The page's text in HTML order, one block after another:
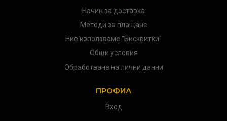
Начин за доставка
Методи за плащане
Ние използваме "Бисквитки"
Общи условия
Обработване на лични данни
ПРОФИЛ
Вход